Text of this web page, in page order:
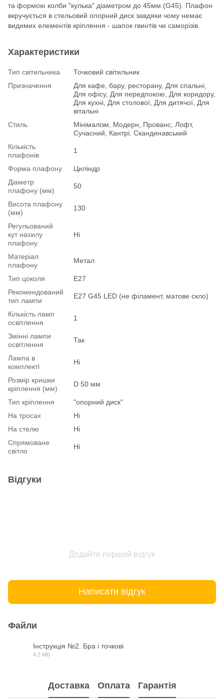
та формою колби "кулька" діаметром до 45мм (G45). Плафон
вкручується в стельовий опорний диск завдяки чому немає
видимих елементів кріплення - шапок гвинтів чи саморізів.
Характеристики
Тип світильника
Точковий світильник
Призначення
Для кафе, бару, ресторану, Для спальні,
Для офісу, Для передпокою, Для коридору,
Для кухні, Для столової, Для дитячої, Для
вітальні
Стиль
Мінімалізм, Модерн, Прованс, Лофт,
Сучасний, Кантрі, Скандинавський
Кількість
плафонів
1
Форма плафону
Циліндр
Діаметр
плафону (мм)
50
Висота плафону
(мм)
130
Регульований
кут нахилу
плафону
Ні
Матеріал
плафону
Метал
Тип цоколя
E27
Рекомендований
тип лампи
Е27 G45 LED (не філамент, матове скло)
Кількість ламп
освітлення
1
Змінні лампи
освітлення
Так
Лампа в
комплекті
Ні
Розмір кришки
кріплення (мм)
D 50 мм
Тип кріплення
"опорний диск"
На тросах
Ні
На стелю
Ні
Спрямоване
світло
Ні
Відгуки
Додайте перший відгук
Написати відгук
Файли
Інструкція №2. Бра і точкові
4.2 МБ
Доставка Оплата Гарантія